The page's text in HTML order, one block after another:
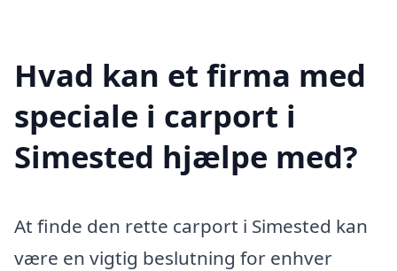
Hvad kan et firma med
speciale i carport i
Simested hjælpe med?
At finde den rette carport i Simested kan
være en vigtig beslutning for enhver